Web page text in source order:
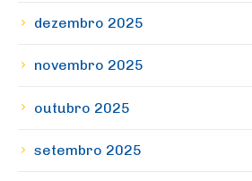
dezembro 2025
novembro 2025
outubro 2025
setembro 2025